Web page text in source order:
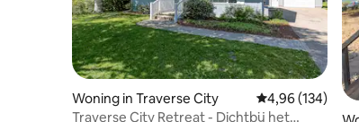
Woning in Traverse City Gemiddelde
4,96 (134)
Traverse City Retreat - Dichtbij het